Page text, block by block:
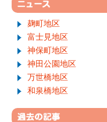
麹町地区
富士見地区
神保町地区
神田公園地区
万世橋地区
和泉橋地区